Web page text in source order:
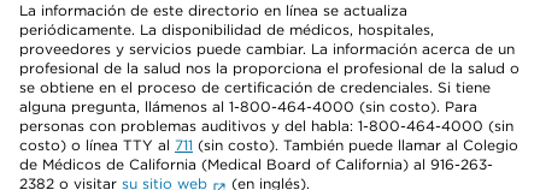
La información de este directorio en línea se actualiza
periódicamente. La disponibilidad de médicos, hospitales,
proveedores y servicios puede cambiar. La información acerca de un
profesional de la salud nos la proporciona el profesional de la salud o
se obtiene en el proceso de certificación de credenciales. Si tiene
alguna pregunta, llámenos al 1-800-464-4000 (sin costo). Para
personas con problemas auditivos y del habla: 1-800-464-4000 (sin
costo) o línea TTY al 711 (sin costo). También puede llamar al Colegio
de Médicos de California (Medical Board of California) al 916-263-
2382 o visitar su sitio web
(en inglés).